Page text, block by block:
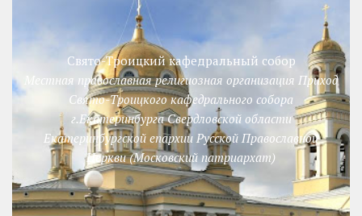
Свято-Троицкий кафедральный собор
Местная православная религиозная организация Приход
Свято-Троицкого кафедрального собора
г.Екатеринбурга Свердловской области
Екатеринбургской епархии Русской Православной
Церкви (Московский патриархат)